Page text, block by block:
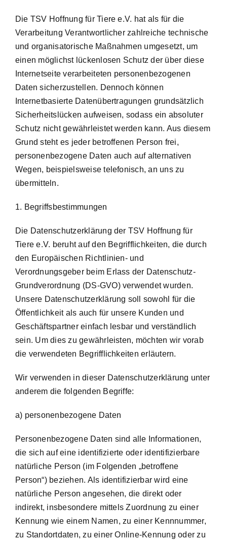
Die TSV Hoffnung für Tiere e.V. hat als für die
Verarbeitung Verantwortlicher zahlreiche technische
und organisatorische Maßnahmen umgesetzt, um
einen möglichst lückenlosen Schutz der über diese
Internetseite verarbeiteten personenbezogenen
Daten sicherzustellen. Dennoch können
Internetbasierte Datenübertragungen grundsätzlich
Sicherheitslücken aufweisen, sodass ein absoluter
Schutz nicht gewährleistet werden kann. Aus diesem
Grund steht es jeder betroffenen Person frei,
personenbezogene Daten auch auf alternativen
Wegen, beispielsweise telefonisch, an uns zu
übermitteln.
1. Begriffsbestimmungen
Die Datenschutzerklärung der TSV Hoffnung für
Tiere e.V. beruht auf den Begrifflichkeiten, die durch
den Europäischen Richtlinien- und
Verordnungsgeber beim Erlass der Datenschutz-
Grundverordnung (DS-GVO) verwendet wurden.
Unsere Datenschutzerklärung soll sowohl für die
Öffentlichkeit als auch für unsere Kunden und
Geschäftspartner einfach lesbar und verständlich
sein. Um dies zu gewährleisten, möchten wir vorab
die verwendeten Begrifflichkeiten erläutern.
Wir verwenden in dieser Datenschutzerklärung unter
anderem die folgenden Begriffe:
a) personenbezogene Daten
Personenbezogene Daten sind alle Informationen,
die sich auf eine identifizierte oder identifizierbare
natürliche Person (im Folgenden „betroffene
Person“) beziehen. Als identifizierbar wird eine
natürliche Person angesehen, die direkt oder
indirekt, insbesondere mittels Zuordnung zu einer
Kennung wie einem Namen, zu einer Kennnummer,
zu Standortdaten, zu einer Online-Kennung oder zu